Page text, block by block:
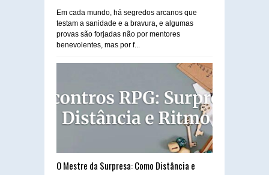
Em cada mundo, há segredos arcanos que
testam a sanidade e a bravura, e algumas
provas são forjadas não por mentores
benevolentes, mas por f...
O Mestre da Surpresa: Como Distância e